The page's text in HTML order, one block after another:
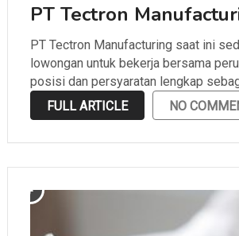
PT Tectron
PT Tectron Manufacturing saat ini
lowongan untuk bekerja bersama
posisi dan persyaratan lengkap
FULL ARTICLE
NO